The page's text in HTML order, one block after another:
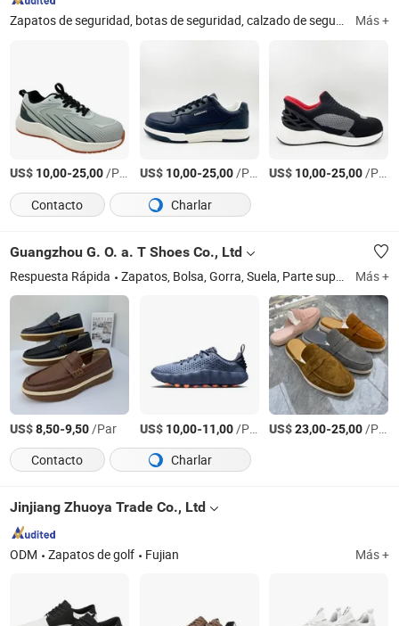
Zapatos de seguridad, botas de seguridad, calzado de seguridad, zapatos de trabajo Más +
US$ 10,00-25,00/Par US$ 10,00-25,00/Par US$ 10,00-25,00/Par
Contacto
Charlar
Guangzhou G. O. a. T Shoes Co., Ltd
Respuesta Rápida Zapatos, Bolsa, Gorra, Suela, Parte superior, Ropa, Jeans, Cinturón Más +
US$8,50-9,50/Par US$ 10,00-11,00/Par US$23,00-25,00/Par
Contacto
Charlar
Jinjiang Zhuoya Trade Co., Ltd
ODM Zapatos de golf Fujian Más +